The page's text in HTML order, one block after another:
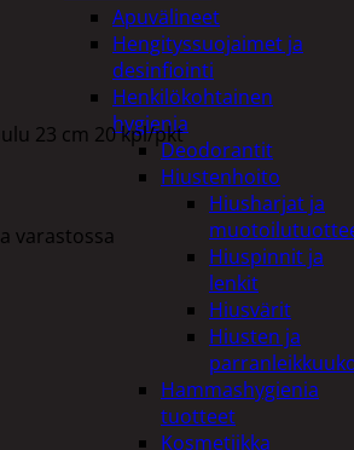
Apuvälineet
Hengityssuojaimet ja
desinfiointi
Henkilökohtainen
hygienia
Deodorantit
Hiustenhoito
Hiusharjat ja
Hiuspinnit ja
lenkit
Hiusvärit
Hiusten ja
Hammashygienia
tuotteet
Kosmetiikka
23 cm 20 kpl/pkt
varastossa